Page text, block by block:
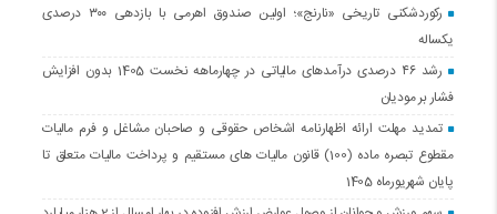
رکوردشکنی تاریخی «نارنج»؛ اولین صندوق اهرمی با بازدهی ۳۰۰ درصدی
یکساله
رشد ۴۶ درصدی درآمدهای مالیاتی در چهارماهه نخست 1405 بدون افزایش
فشار بر مودیان
تمدید مهلت ارائه اظهارنامه اشخاص حقوقی و صاحبان مشاغل و فرم مالیات
مقطوع تبصره ماده (100) قانون مالیات های مستقیم و پرداخت مالیات متعلق تا
پایان شهریورماه 1405